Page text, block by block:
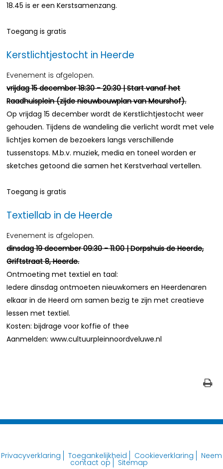
18.45 is er een Kerstsamenzang.
Toegang is gratis
Kerstlichtjestocht in Heerde
Evenement is afgelopen.
vrijdag 15 december 18:30 - 20:30 | Start vanaf het
Raadhuisplein (zijde nieuwbouwplan van Meurshof).
Op vrijdag 15 december wordt de Kerstlichtjestocht weer
gehouden. Tijdens de wandeling die verlicht wordt met vele
lichtjes komen de bezoekers langs verschillende
tussenstops. M.b.v. muziek, media en toneel worden er
sketches getoond die samen het Kerstverhaal vertellen.
Toegang is gratis
Textiellab in de Heerde
Evenement is afgelopen.
dinsdag 19 december 09:30 - 11:00 | Dorpshuis de Heerde,
Griftstraat 8, Heerde.
Ontmoeting met textiel en taal:
Iedere dinsdag ontmoeten nieuwkomers en Heerdenaren
elkaar in de Heerd om samen bezig te zijn met creatieve
lessen met textiel.
Kosten: bijdrage voor koffie of thee
Aanmelden: www.cultuurpleinnoordveluwe.nl
Privacyverklaring Toegankelijkheid Cookieverklaring Neem
contact op Sitemap